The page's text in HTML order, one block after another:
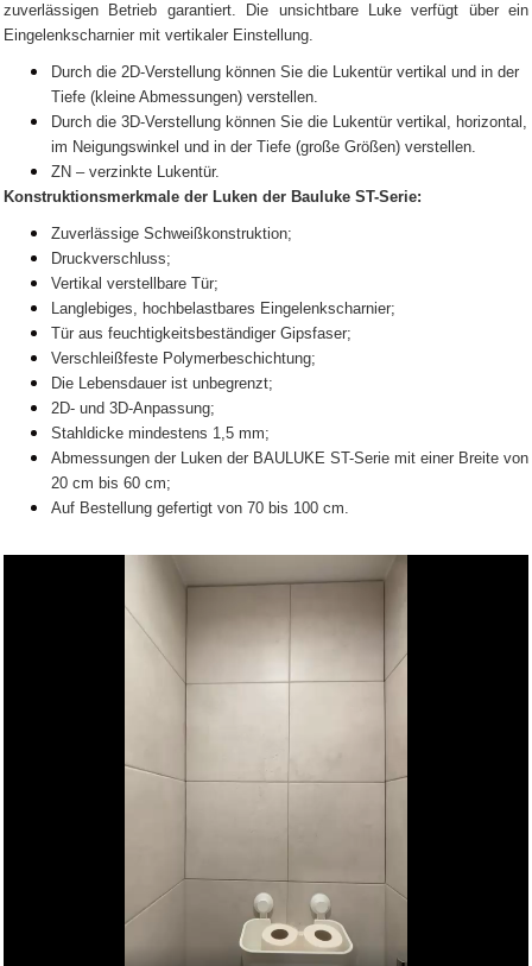
zuverlässigen Betrieb garantiert. Die unsichtbare Luke verfügt über ein
Eingelenkscharnier mit vertikaler Einstellung.
Durch die 2D-Verstellung können Sie die Lukentür vertikal und in der
Tiefe (kleine Abmessungen) verstellen.
Durch die 3D-Verstellung können Sie die Lukentür vertikal, horizontal,
im Neigungswinkel und in der Tiefe (große Größen) verstellen.
ZN – verzinkte Lukentür.
Konstruktionsmerkmale der Luken der Bauluke ST-Serie:
Zuverlässige Schweißkonstruktion;
Druckverschluss;
Vertikal verstellbare Tür;
Langlebiges, hochbelastbares Eingelenkscharnier;
Tür aus feuchtigkeitsbeständiger Gipsfaser;
Verschleißfeste Polymerbeschichtung;
Die Lebensdauer ist unbegrenzt;
2D- und 3D-Anpassung;
Stahldicke mindestens 1,5 mm;
Abmessungen der Luken der BAULUKE ST-Serie mit einer Breite von
20 cm bis 60 cm;
Auf Bestellung gefertigt von 70 bis 100 cm.